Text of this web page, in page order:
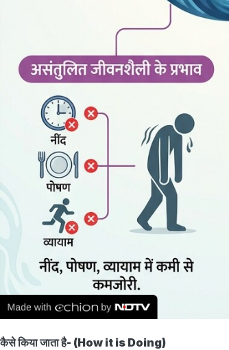
कैसे किया जाता है- (How it is Doing)